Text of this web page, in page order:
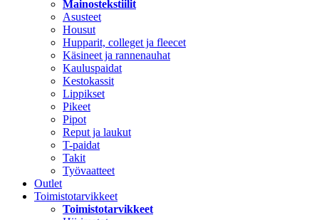
Mainostekstiilit
Asusteet
Housut
Hupparit, colleget ja fleecet
Käsineet ja rannenauhat
Kauluspaidat
Kestokassit
Lippikset
Pikeet
Pipot
Reput ja laukut
T-paidat
Takit
Työvaatteet
Outlet
Toimistotarvikkeet
Toimistotarvikkeet